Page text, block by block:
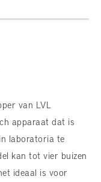
van LVL
apparaat dat is
laboratoria te
kan tot vier buizen
ideaal is voor